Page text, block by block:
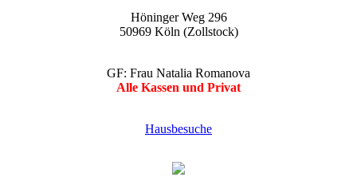
Höninger Weg 296
50969 Köln (Zollstock)
GF: Frau Natalia Romanova
Alle Kassen und Privat
Hausbesuche